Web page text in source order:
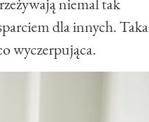
dla innych. Taka
wyczerpująca.